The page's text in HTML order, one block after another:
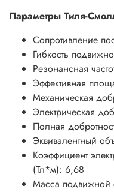
Параметры Тиля-
Сопротивление
Гибкость
Резонансная
Эффективная
Механическая
Электрическая
Полная
Эквивалентный
Коэффициент
(Тл*м): 6,68
Масса подвижной